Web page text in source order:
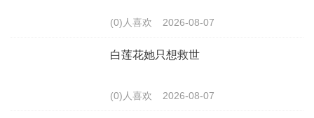
(0)人喜欢 2026-08-07
白莲花她只想救世
(0)人喜欢 2026-08-07